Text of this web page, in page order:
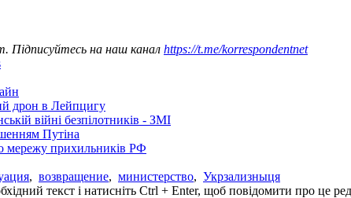
Підписуйтесь на наш канал https://t.me/korrespondentnet
дрон в Лейпцигу
війні безпілотників - ЗМІ
Путіна
мережу прихильників РФ
, возвращение, министерство, Укрзализныця
текст і натисніть Ctrl + Enter, щоб повідомити про це